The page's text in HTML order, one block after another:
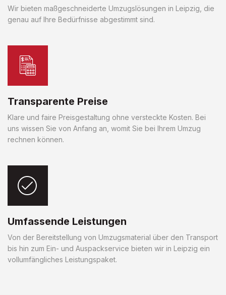
Wir bieten maßgeschneiderte Umzugslösungen in Leipzig, die
genau auf Ihre Bedürfnisse abgestimmt sind.
Transparente Preise
Klare und faire Preisgestaltung ohne versteckte Kosten. Bei
uns wissen Sie von Anfang an, womit Sie bei Ihrem Umzug
rechnen können.
Umfassende Leistungen
Von der Bereitstellung von Umzugsmaterial über den Transport
bis hin zum Ein- und Auspackservice bieten wir in Leipzig ein
vollumfängliches Leistungspaket.